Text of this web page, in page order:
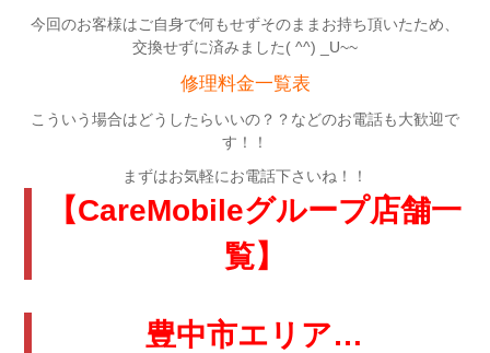
今回のお客様はご自身で何もせずそのままお持ち頂いたため、
交換せずに済みました( ^^) _U~~
修理料金一覧表
こういう場合はどうしたらいいの？？などのお電話も大歓迎で
す！！
まずはお気軽にお電話下さいね！！
【CareMobileグループ店舗一
覧】
豊中市エリア…